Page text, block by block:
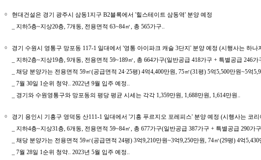
￮
현대건설은 경기 광주시 삼동1지구 B2블록에서 '힐스테이트 삼동역' 분양 예정
_ 지하5층~지상20층, 7개동, 전용면적 63~84㎡, 총 565가구..
￮
경기 수원시 영통구 망포동 117-1 일대에서 '영통 아이파크 캐슬 3단지' 분양 예정 (시행사는 하
_ 지하2층~지상19층, 9개동, 전용면적 59~189㎡, 총 664가구(일반공급 418가구 + 특별공급 246가
_ 채당 분양가는 전용면적 59㎡(공급면적 24·25평) 4억4,400만원, 75㎡(31평) 5억5,500만원~5억
_ 7월 30일 1순위 청약.. 2022년 9월 입주 예정..
_ 경기와 수원영통구와 망포동의 평당 평균 시세는 각각 1,359만원, 1,688만원, 1,614만원..
￮
경기 용인시 기흥구 영덕동 산111-1 일대에서 '기흥 푸르지오 포레피스' 분양 예정 (시행사는 코
_ 지하4층~지상31층, 6개동, 전용면적 59~84㎡, 총 677가구(일반공급 387가구 + 특별공급 290가
_ 채당 분양가는 전용면적 59㎡(공급면적 24평) 3억9,210만원~3억9,250만원, 74㎡(29평) 4억
_ 7월 28일 1순위 청약.. 2023년 5월 입주 예정..